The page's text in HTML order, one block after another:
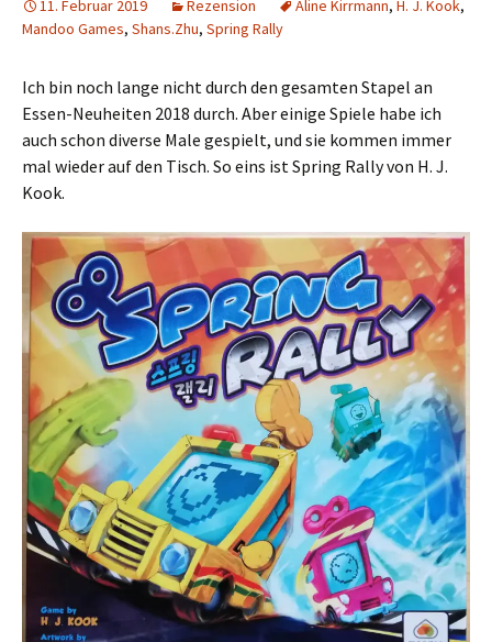
11. Februar 2019 Rezension Aline Kirrmann, H. J. Kook,
Mandoo Games, Shans.Zhu, Spring Rally
Ich bin noch lange nicht durch den gesamten Stapel an
Essen-Neuheiten 2018 durch. Aber einige Spiele habe ich
auch schon diverse Male gespielt, und sie kommen immer
mal wieder auf den Tisch. So eins ist Spring Rally von H. J.
Kook.